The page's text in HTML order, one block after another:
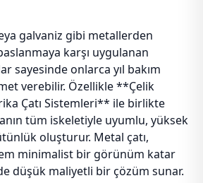
galvaniz gibi metallerden
karşı uygulanan
sayesinde onlarca yıl bakım
verebilir. Özellikle **Çelik
Çatı Sistemleri** ile birlikte
tüm iskeletiyle uyumlu, yüksek
oluşturur. Metal çatı,
minimalist bir görünüm katar
düşük maliyetli bir çözüm sunar.